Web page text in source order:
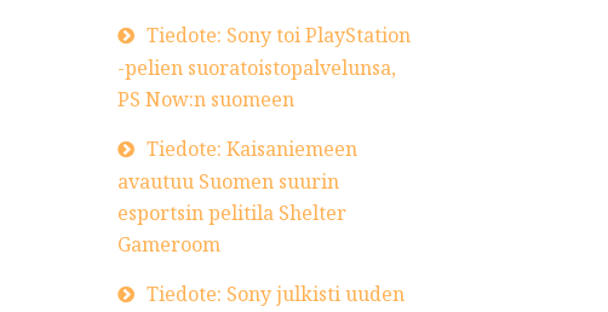
Tiedote: Sony toi PlayStation
-pelien suoratoistopalvelunsa,
PS Now:n suomeen
Tiedote: Kaisaniemeen
avautuu Suomen suurin
esportsin pelitila Shelter
Gameroom
Tiedote: Sony julkisti uuden